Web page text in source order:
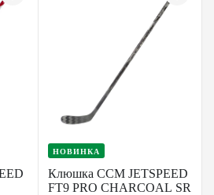
НОВИНКА
Клюшка CCM JETSPEED
FT9 PRO CHARCOAL SR